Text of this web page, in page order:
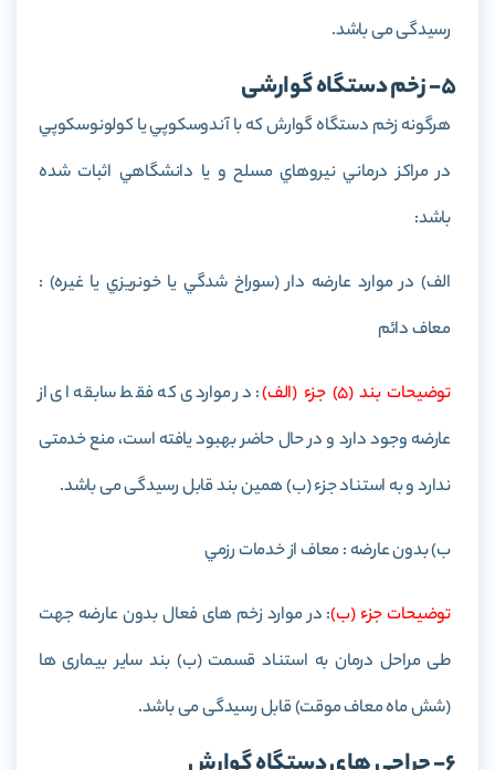
رسیدگی می باشد.
5- زخم دستگاه گوارشی
هرگونه زخم دستگاه گوارش كه با آندوسكوپي يا كولونوسكوپي
در مراكز درماني نيروهاي مسلح و يا دانشگاهي اثبات شده
باشد:
الف) در موارد عارضه دار (سوراخ شدگي يا خونريزي يا غیره) :
معاف دائم
توضيحات بند (5) جزء (الف)
: در مواردی که فقط سابقه ای از
عارضه وجود دارد و در حال حاضر بهبود یافته است، منع خدمتی
ندارد و به استناد جزء (ب) همین بند قابل رسیدگی می باشد.
ب) بدون عارضه : معاف از خدمات رزمي
توضيحات جزء (ب): در موارد زخم های فعال بدون عارضه جهت
طی مراحل درمان به استناد قسمت (ب) بند سایر بیماری ها
(شش ماه معاف موقت) قابل رسیدگی می باشد.